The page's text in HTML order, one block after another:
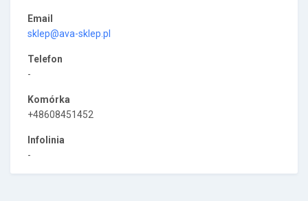
Email
sklep@ava-sklep.pl
Telefon
-
Komórka
+48608451452
Infolinia
-